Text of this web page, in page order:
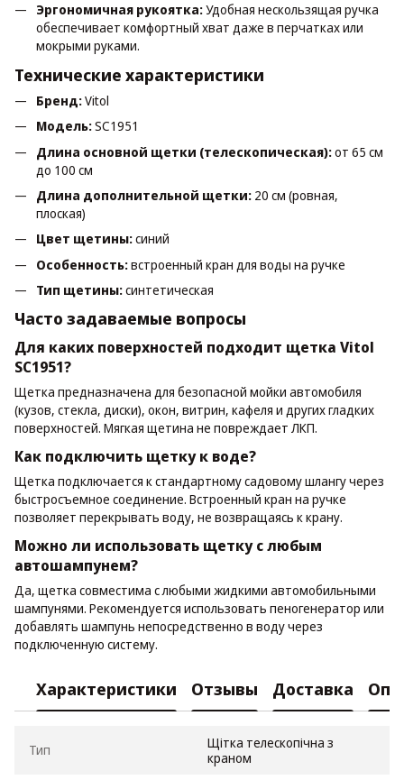
Эргономичная рукоятка:Удобная нескользящая ручка
обеспечивает комфортный хват даже в перчатках или
мокрыми руками.
Технические характеристики
Бренд:Vitol
Модель:SC1951
Длина основной щетки (телескопическая):от 65 см
до 100 см
Длина дополнительной щетки: 20 см (ровная,
плоская)
Цвет щетины:синий
Особенность:встроенный кран для воды на ручке
Тип щетины:синтетическая
Часто задаваемые вопросы
Для каких поверхностей подходит щетка Vitol
SC1951?
Щетка предназначена для безопасной мойки автомобиля
(кузов, стекла, диски), окон, витрин, кафеля и других гладких
поверхностей. Мягкая щетина не повреждает ЛКП.
Как подключить щетку к воде?
Щетка подключается к стандартному садовому шлангу через
быстросъемное соединение. Встроенный кран на ручке
позволяет перекрывать воду, не возвращаясь к крану.
Можно ли использовать щетку с любым
автошампунем?
Да, щетка совместима с любыми жидкими автомобильными
шампунями. Рекомендуется использовать пеногенератор или
добавлять шампунь непосредственно в воду через
подключенную систему.
Характеристики Отзывы Доставка
Тип
Щітка телескопічна з
краном